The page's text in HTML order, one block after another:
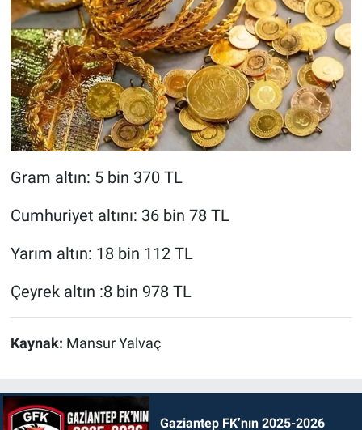
Gram altın: 5 bin 370 TL
Cumhuriyet altını: 36 bin 78 TL
Yarım altın: 18 bin 112 TL
Çeyrek altın :8 bin 978 TL
Kaynak: Mansur Yalvaç
Gaziantep FK’nın 2025-2026